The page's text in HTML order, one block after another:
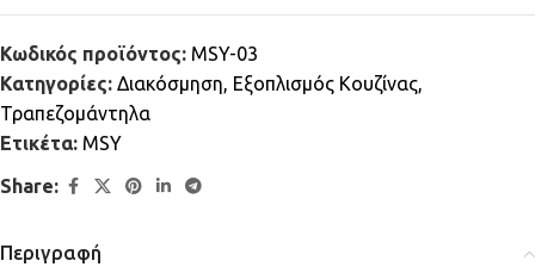
Κωδικός προϊόντος: MSY-03
Κατηγορίες: Διακόσμηση, Εξοπλισμός Κουζίνας,
Τραπεζομάντηλα
Ετικέτα: MSY
Share:
Περιγραφή